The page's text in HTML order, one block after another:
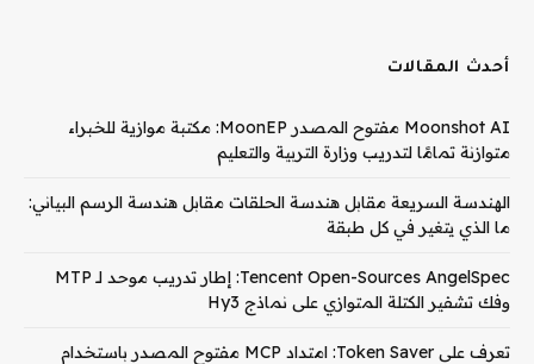
أحدث المقالات
Moonshot AI مفتوح المصدر MoonEP: مكتبة موازية للخبراء
متوازنة تمامًا لتدريب وزارة التربية والتعليم
الهندسة السريعة مقابل هندسة الحلقات مقابل هندسة الرسم البياني:
ما الذي يتغير في كل طبقة
Tencent Open-Sources AngelSpec: إطار تدريب موحد لـ MTP
وفك تشفير الكتلة المتوازي على نماذج Hy3
تعرف على Token Saver: امتداد MCP مفتوح المصدر باستخدام